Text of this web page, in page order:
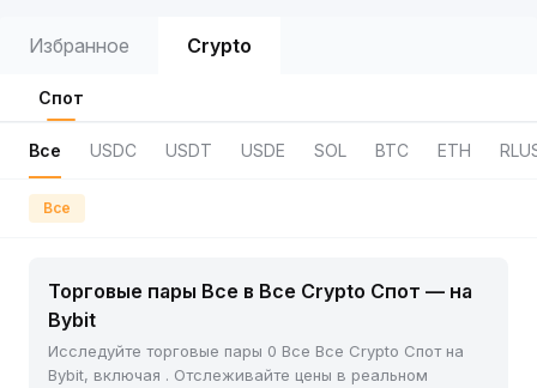
Избранное Crypto
Спот
Все USDC USDT USDE SOL BTC ETH
Все
Торговые пары Все в Все Crypto Спот — на
Bybit
Исследуйте торговые пары 0 Все Все Crypto Спот на
Bybit, включая . Отслеживайте цены в реальном